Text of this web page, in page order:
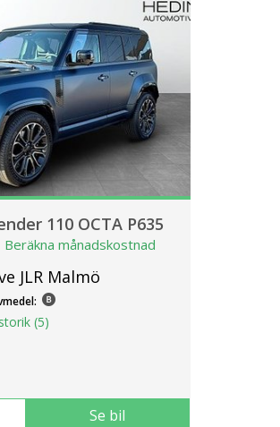
110 OCTA P635
Beräkna månadskostnad
JLR Malmö
(5)
Se bil